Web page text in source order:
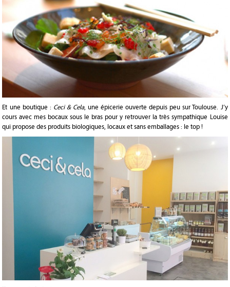
Et une boutique : Ceci & Cela, une épicerie ouverte depuis peu sur Toulouse. J’y
cours avec mes bocaux sous le bras pour y retrouver la très sympathique Louise
qui propose des produits biologiques, locaux et sans emballages : le top !